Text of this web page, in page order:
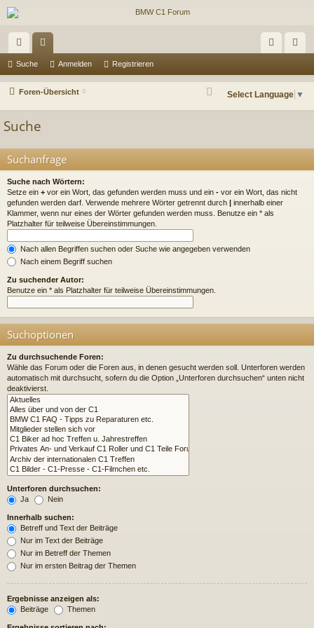
ch
ne
ug
riff
en m
n
ist
n
Suche Anmelden Registrieren
Foren-Übersicht Select Language ▼
Suche
Suchanfrage
Suche nach Wörtern:
Setze ein + vor ein Wort, das gefunden werden muss und ein - vor ein Wort, das nicht
gefunden werden darf. Verwende mehrere Wörter getrennt durch | innerhalb einer
Klammer, wenn nur eines der Wörter gefunden werden muss. Benutze ein * als
Platzhalter für teilweise Übereinstimmungen.
Nach allen Begriffen suchen oder Suche wie angegeben verwenden
Nach einem Begriff suchen
Zu suchender Autor:
Benutze ein * als Platzhalter für teilweise Übereinstimmungen.
Suchoptionen
Zu durchsuchende Foren:
Wähle das Forum oder die Foren aus, in denen gesucht werden soll. Unterforen werden
automatisch mit durchsucht, sofern du die Option „Unterforen durchsuchen“ unten nicht
deaktivierst.
Unterforen durchsuchen:
Ja
Nein
Innerhalb suchen:
Betreff und Text der Beiträge
Nur im Text der Beiträge
Nur im Betreff der Themen
Nur im ersten Beitrag der Themen
Ergebnisse anzeigen als:
Beiträge
Themen